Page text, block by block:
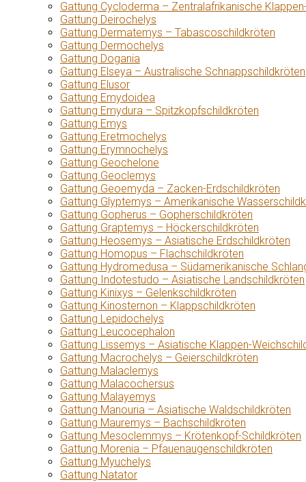
Gattung Cycloderma – Zentralafrikanische
Gattung Deirochelys
Gattung Dermatemys – Tabascoschildkröten
Gattung Dermochelys
Gattung Dogania
Gattung Elseya – Australische Schnappschildkröten
Gattung Elusor
Gattung Emydoidea
Gattung Emydura – Spitzkopfschildkröten
Gattung Emys
Gattung Eretmochelys
Gattung Erymnochelys
Gattung Geochelone
Gattung Geoclemys
Gattung Geoemyda – Zacken-Erdschildkröten
Gattung Glyptemys – Amerikanische
Gattung Gopherus – Gopherschildkröten
Gattung Graptemys – Höckerschildkröten
Gattung Heosemys – Asiatische Erdschildkröten
Gattung Homopus – Flachschildkröten
Gattung Hydromedusa – Südamerikanische
Gattung Indotestudo – Asiatische Landschildkröten
Gattung Kinixys – Gelenkschildkröten
Gattung Kinosternon – Klappschildkröten
Gattung Lepidochelys
Gattung Leucocephalon
Gattung Lissemys – Asiatische Klappen-
Gattung Macrochelys – Geierschildkröten
Gattung Malaclemys
Gattung Malacochersus
Gattung Malayemys
Gattung Manouria – Asiatische Waldschildkröten
Gattung Mauremys – Bachschildkröten
Gattung Mesoclemmys – Krötenkopf-Schildkröten
Gattung Morenia – Pfauenaugenschildkröten
Gattung Myuchelys
Gattung Natator